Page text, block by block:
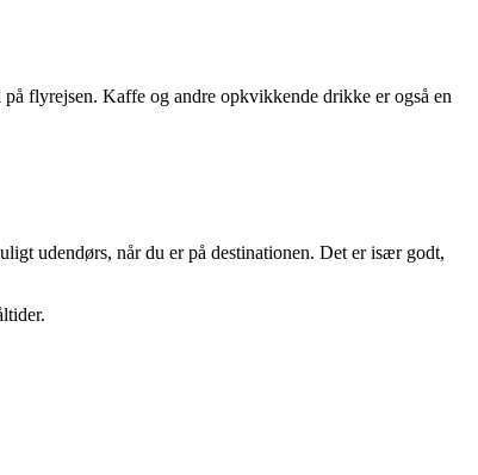
flyrejsen. Kaffe og andre opkvikkende drikke er også en
udendørs, når du er på destinationen. Det er især godt,